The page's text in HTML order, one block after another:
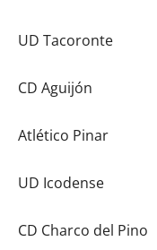
UD Tacoronte
CD Aguijón
Atlético Pinar
UD Icodense
CD Charco del Pino